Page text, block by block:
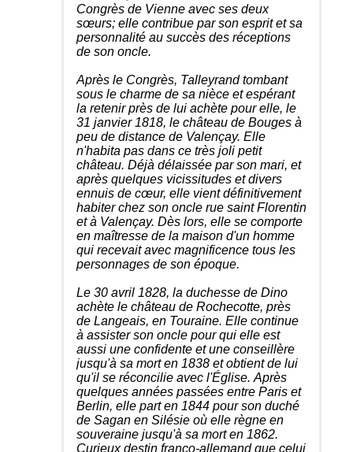
Congrès de Vienne avec ses deux
sœurs; elle contribue par son esprit et sa
personnalité au succès des réceptions
de son oncle.
Après le Congrès, Talleyrand tombant
sous le charme de sa nièce et espérant
la retenir près de lui achète pour elle, le
31 janvier 1818, le château de Bouges à
peu de distance de Valençay. Elle
n'habita pas dans ce très joli petit
château. Déjà délaissée par son mari, et
après quelques vicissitudes et divers
ennuis de cœur, elle vient définitivement
habiter chez son oncle rue saint Florentin
et à Valençay. Dès lors, elle se comporte
en maîtresse de la maison d'un homme
qui recevait avec magnificence tous les
personnages de son époque.
Le 30 avril 1828, la duchesse de Dino
achète le château de Rochecotte, près
de Langeais, en Touraine. Elle continue
à assister son oncle pour qui elle est
aussi une confidente et une conseillère
jusqu'à sa mort en 1838 et obtient de lui
qu'il se réconcilie avec l'Église. Après
quelques années passées entre Paris et
Berlin, elle part en 1844 pour son duché
de Sagan en Silésie où elle règne en
souveraine jusqu'à sa mort en 1862.
Curieux destin franco-allemand que celui